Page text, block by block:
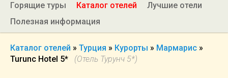
Горящие туры Каталог отелей
Лучшие отели
Полезная информация
Каталог отелей » Турция » Курорты » Мармарис »
Turunc Hotel 5*
(Отель Турунч 5*)